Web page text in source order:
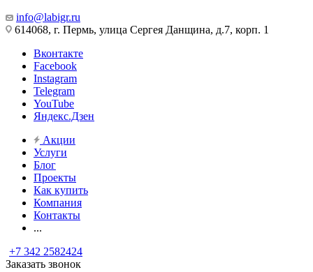
info@labigr.ru
614068, г. Пермь, улица Сергея Данщина, д.7, корп. 1
Вконтакте
Facebook
Instagram
Telegram
YouTube
Яндекс.Дзен
Акции
Услуги
Блог
Проекты
Как купить
Компания
Контакты
...
+7 342 2582424
Заказать звонок